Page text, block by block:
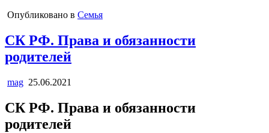
Опубликовано в Семья
СК РФ. Права и обязанности
родителей
mag 25.06.2021
СК РФ. Права и обязанности
родителей